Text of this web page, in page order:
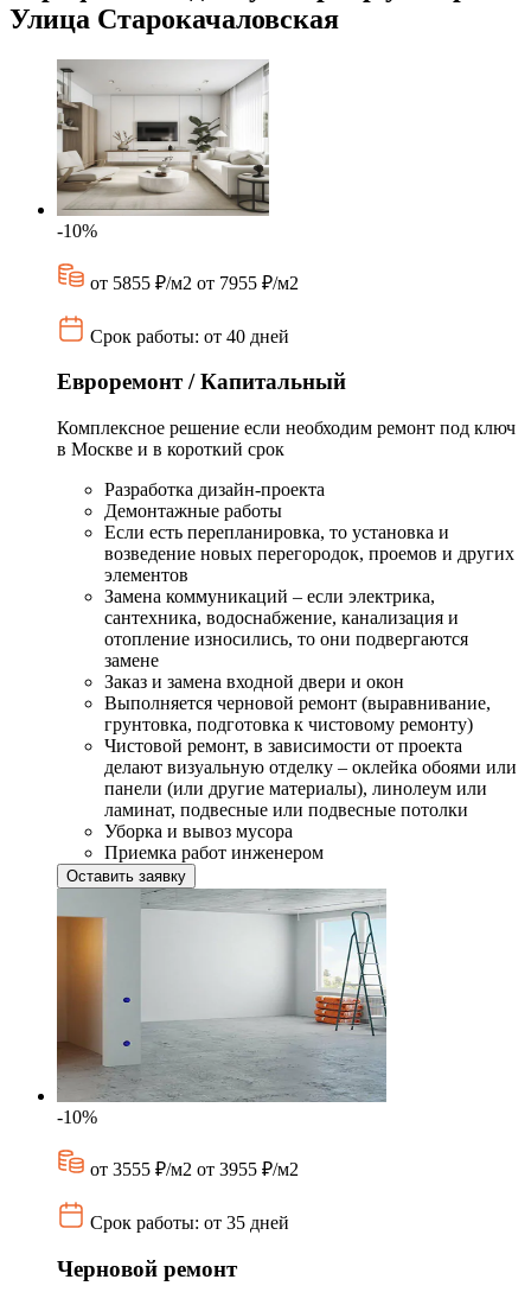
Улица Старокачаловская
-10%
от 5855 ₽/м2 от 7955 ₽/м2
Срок работы: от 40 дней
Евроремонт / Капитальный
Комплексное решение если необходим ремонт под ключ
в Москве и в короткий срок
Разработка дизайн-проекта
Демонтажные работы
Если есть перепланировка, то установка и
возведение новых перегородок, проемов и других
элементов
Замена коммуникаций – если электрика,
сантехника, водоснабжение, канализация и
отопление износились, то они подвергаются
замене
Заказ и замена входной двери и окон
Выполняется черновой ремонт (выравнивание,
грунтовка, подготовка к чистовому ремонту)
Чистовой ремонт, в зависимости от проекта
делают визуальную отделку – оклейка обоями или
панели (или другие материалы), линолеум или
ламинат, подвесные или подвесные потолки
Уборка и вывоз мусора
Приемка работ инженером
Оставить заявку
-10%
от 3555 ₽/м2 от 3955 ₽/м2
Срок работы: от 35 дней
Черновой ремонт